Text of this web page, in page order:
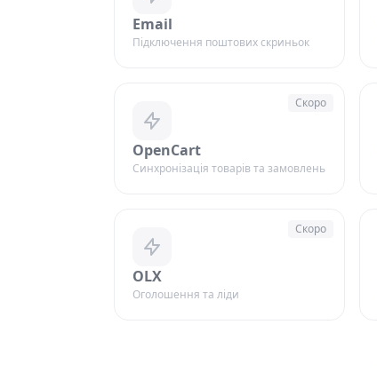
Email
Підключення поштових скриньок
OpenCart
Синхронізація товарів та замовлень
Скоро
OLX
Оголошення та ліди
Скоро